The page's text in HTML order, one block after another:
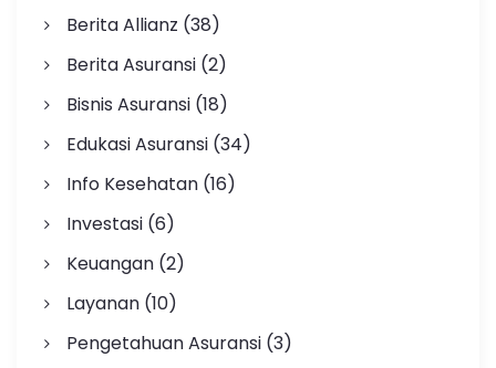
Berita Allianz (38)
Berita Asuransi(2)
Bisnis Asuransi(18)
Edukasi Asuransi(34)
Info Kesehatan(16)
Investasi(6)
Keuangan(2)
Layanan(10)
Pengetahuan Asuransi(3)